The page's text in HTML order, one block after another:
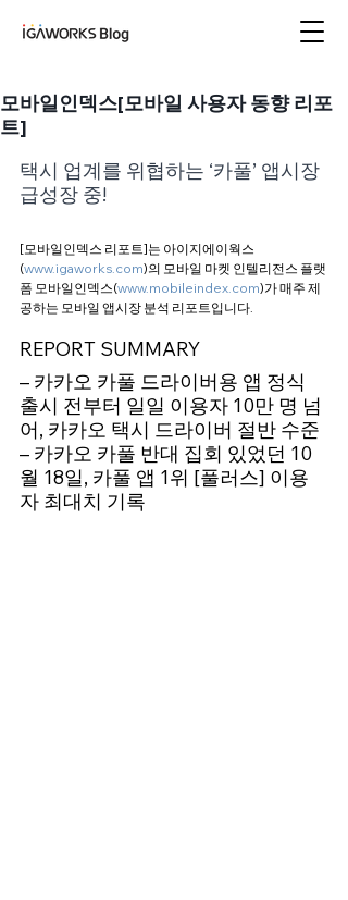
모바일인덱스[모바일 사용자 동향 리포
트]
택시 업계를 위협하는 ‘카풀’ 앱시장
급성장 중!
[모바일인덱스 리포트]는 아이지에이웍스
(www.igaworks.com)의 모바일 마켓 인텔리전스 플랫
폼 모바일인덱스(www.mobileindex.com)가 매주 제
공하는 모바일 앱시장 분석 리포트입니다.
REPORT SUMMARY
– 카카오 카풀 드라이버용 앱 정식
출시 전부터 일일 이용자 10만 명 넘
어, 카카오 택시 드라이버 절반 수준
– 카카오 카풀 반대 집회 있었던 10
월 18일, 카풀 앱 1위 [풀러스] 이용
자 최대치 기록